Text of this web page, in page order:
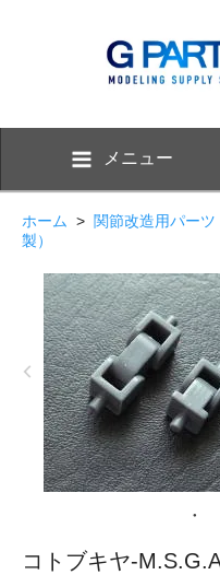
メニュー
ホーム > 関節改造用パー
製）
コトブキヤ-